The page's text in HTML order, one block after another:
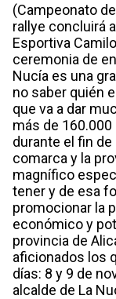
(Campeonato
rallye concluirá
Esportiva
ceremonia de
Nucía es una
no saber quién
que va a dar
más de
durante el fin
comarca y la
magnífico
tener y de esa
promocionar la
económico y
provincia de
aficionados los
días: 8 y 9 de
alcalde de La